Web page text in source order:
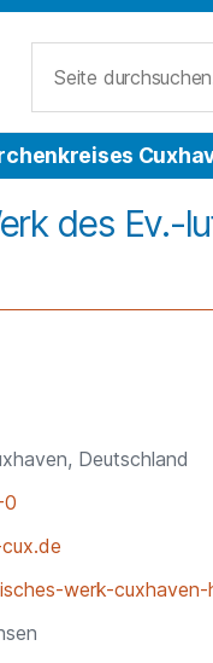
des Ev.-
Deutschland
werk-cuxhaven-